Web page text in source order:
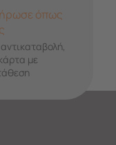
όπως
με